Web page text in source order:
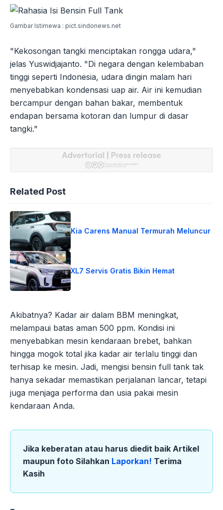
Gambar Istimewa : pict.sindonews.net
"Kekosongan tangki menciptakan rongga udara,"
jelas Yuswidjajanto. "Di negara dengan kelembaban
tinggi seperti Indonesia, udara dingin malam hari
menyebabkan kondensasi uap air. Air ini kemudian
bercampur dengan bahan bakar, membentuk
endapan bersama kotoran dan lumpur di dasar
tangki."
Related Post
Kia Carens Manual Termurah Meluncur
XL7 Servis Gratis Bikin Hemat
Akibatnya? Kadar air dalam BBM meningkat,
melampaui batas aman 500 ppm. Kondisi ini
menyebabkan mesin kendaraan brebet, bahkan
hingga mogok total jika kadar air terlalu tinggi dan
terhisap ke mesin. Jadi, mengisi bensin full tank tak
hanya sekadar memastikan perjalanan lancar, tetapi
juga menjaga performa dan usia pakai mesin
kendaraan Anda.
Jika keberatan atau harus diedit baik Artikel
maupun foto Silahkan Laporkan! Terima
Kasih